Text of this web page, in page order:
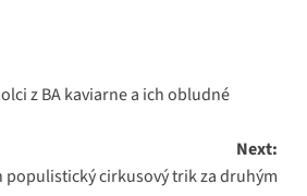
z BA kaviarne a ich obludné
Next:
populistický cirkusový trik za druhým